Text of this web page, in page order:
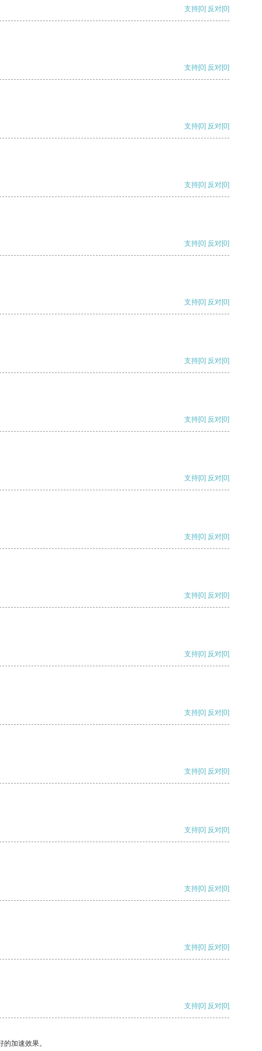
支持[0] 反对[0]
支持[0] 反对[0]
支持[0] 反对[0]
支持[0] 反对[0]
支持[0] 反对[0]
支持[0] 反对[0]
支持[0] 反对[0]
支持[0] 反对[0]
支持[0] 反对[0]
支持[0] 反对[0]
支持[0] 反对[0]
支持[0] 反对[0]
支持[0] 反对[0]
支持[0] 反对[0]
支持[0] 反对[0]
支持[0] 反对[0]
支持[0] 反对[0]
支持[0] 反对[0]
加速效果。